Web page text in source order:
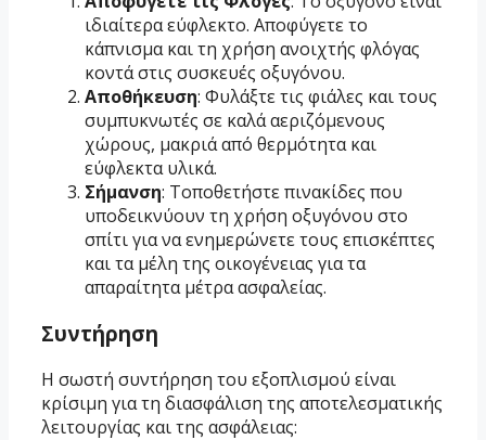
ιδιαίτερα εύφλεκτο. Αποφύγετε το
κάπνισμα και τη χρήση ανοιχτής φλόγας
κοντά στις συσκευές οξυγόνου.
Αποθήκευση: Φυλάξτε τις φιάλες και τους
συμπυκνωτές σε καλά αεριζόμενους
χώρους, μακριά από θερμότητα και
εύφλεκτα υλικά.
Σήμανση: Τοποθετήστε πινακίδες που
υποδεικνύουν τη χρήση οξυγόνου στο
σπίτι για να ενημερώνετε τους επισκέπτες
και τα μέλη της οικογένειας για τα
απαραίτητα μέτρα ασφαλείας.
Συντήρηση
Η σωστή συντήρηση του εξοπλισμού είναι
κρίσιμη για τη διασφάλιση της αποτελεσματικής
λειτουργίας και της ασφάλειας: